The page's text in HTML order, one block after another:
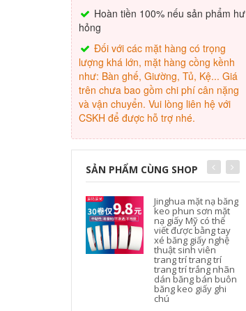
Hoàn tiền 100% nếu sản phẩm hư
hỏng
Đối với các mặt hàng có trọng
lượng khá lớn, mặt hàng cồng kềnh
như: Bàn ghế, Giường, Tủ, Kệ... Giá
trên chưa bao gồm chi phí cân nặng
và vận chuyển. Vui lòng liên hệ với
CSKH để được hỗ trợ nhé.
SẢN PHẨM CÙNG SHOP
Jinghua mặt nạ băng
keo phun sơn mặt
nạ giấy Mỹ có thể
viết được bằng tay
xé băng giấy nghệ
thuật sinh viên
trang trí trang trí
trang trí trắng nhãn
dán băng bán buôn
băng keo giấy ghi
chú